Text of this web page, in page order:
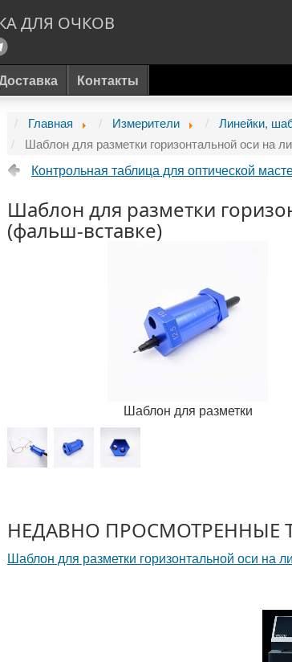
ДЛЯ ОЧКОВ
Контакты
Главная Измерители
Линейки,
Шаблон для разметки горизонтальной оси на
Контрольная таблица для оптической
Шаблон для разметки
(фальш-вставке)
Шаблон для разметки
НЕДАВНО ПРОСМОТРЕННЫЕ
Шаблон для разметки горизонтальной оси на